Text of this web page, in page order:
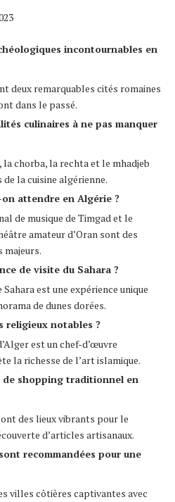
incontournables en
deux remarquables cités romaines
dans le passé.
culinaires à ne pas manquer
la chorba, la rechta et le mhadjeb
la cuisine algérienne.
attendre en Algérie ?
de musique de Timgad et le
amateur d’Oran sont des
majeurs.
de visite du Sahara ?
est une expérience unique
de dunes dorées.
religieux notables ?
est un chef-d’œuvre
la richesse de l’art islamique.
de shopping traditionnel en
des lieux vibrants pour le
d’articles artisanaux.
recommandées pour une
villes côtières captivantes avec